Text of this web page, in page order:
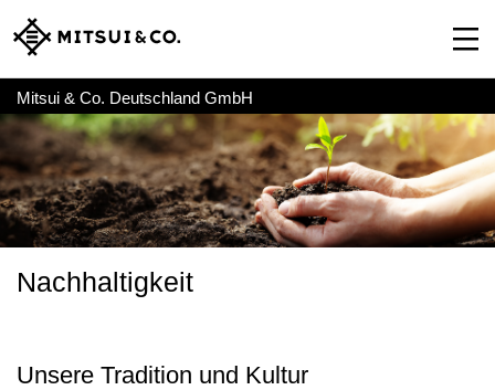
Mitsui & Co. Deutschland GmbH
Nachhaltigkeit
Unsere Tradition und Kultur